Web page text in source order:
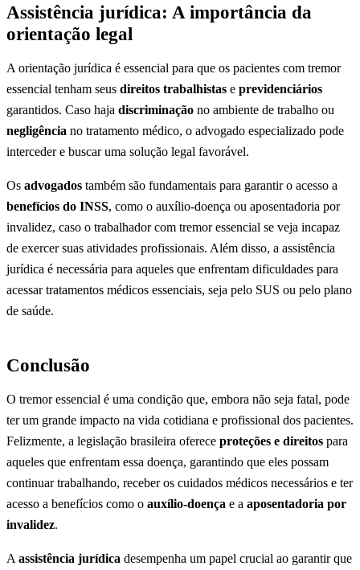
Assistência jurídica: A importância da
orientação legal
A orientação jurídica é essencial para que os pacientes com tremor
essencial tenham seus direitos trabalhistas e previdenciários
garantidos. Caso haja discriminação no ambiente de trabalho ou
negligência no tratamento médico, o advogado especializado pode
interceder e buscar uma solução legal favorável.
Os advogados também são fundamentais para garantir o acesso a
benefícios do INSS, como o auxílio-doença ou aposentadoria por
invalidez, caso o trabalhador com tremor essencial se veja incapaz
de exercer suas atividades profissionais. Além disso, a assistência
jurídica é necessária para aqueles que enfrentam dificuldades para
acessar tratamentos médicos essenciais, seja pelo SUS ou pelo plano
de saúde.
Conclusão
O tremor essencial é uma condição que, embora não seja fatal, pode
ter um grande impacto na vida cotidiana e profissional dos pacientes.
Felizmente, a legislação brasileira oferece proteções e direitos para
aqueles que enfrentam essa doença, garantindo que eles possam
continuar trabalhando, receber os cuidados médicos necessários e ter
acesso a benefícios como o auxílio-doença e a aposentadoria por
invalidez.
A assistência jurídica desempenha um papel crucial ao garantir que